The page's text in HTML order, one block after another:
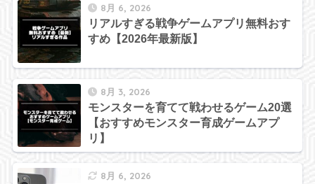
8月 6, 2026
リアルすぎる戦争ゲームアプリ無料おす
すめ【2026年最新版】
8月 3, 2026
モンスターを育てて戦わせるゲーム20選
【おすすめモンスター育成ゲームアプ
リ】
8月 6, 2026